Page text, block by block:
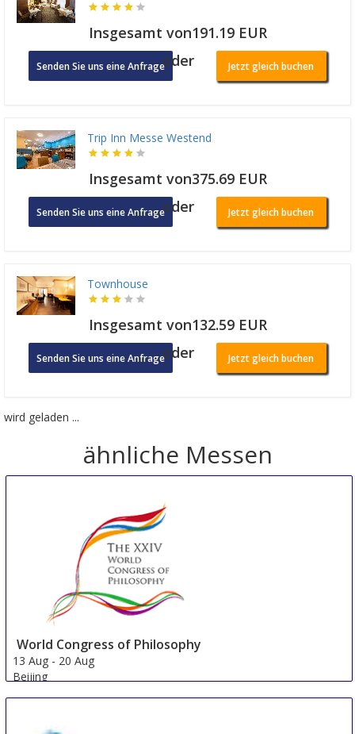
Insgesamt von191.19 EUR
Senden Sie uns eine Anfrageoder Jetzt gleich buchen
Trip Inn Messe Westend
Insgesamt von375.69 EUR
Senden Sie uns eine Anfrageoder Jetzt gleich buchen
Townhouse
Insgesamt von132.59 EUR
Senden Sie uns eine Anfrageoder Jetzt gleich buchen
wird geladen ...
ähnliche Messen
World Congress of Philosophy
13 Aug - 20 Aug
Beijing